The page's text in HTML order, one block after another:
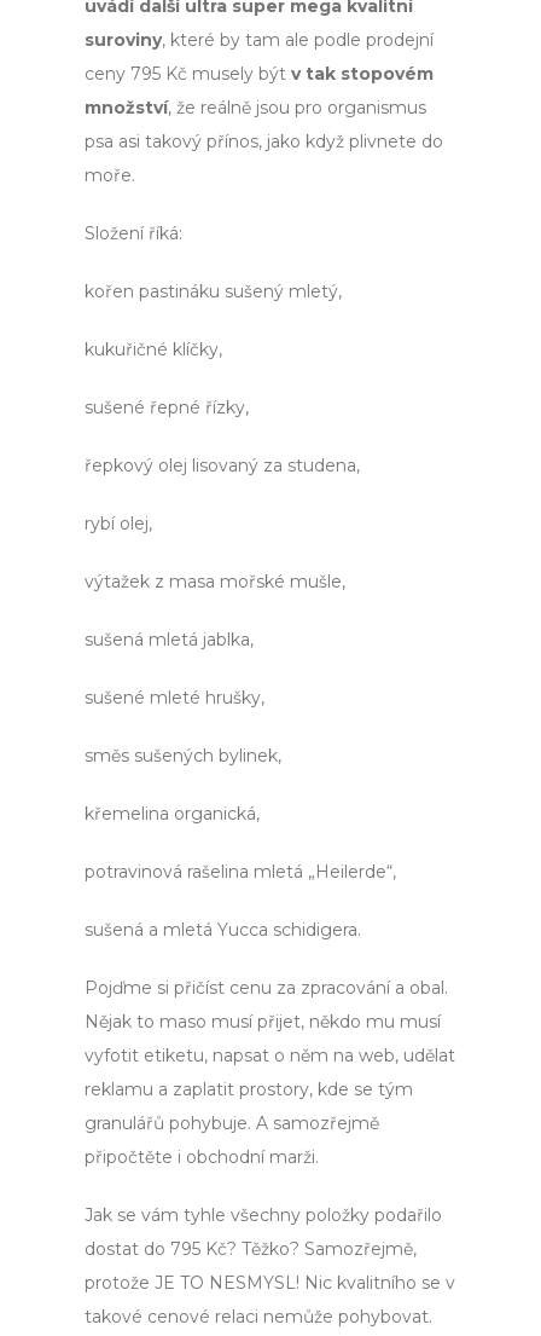
uvádí další ultra super mega kvalitní
suroviny, které by tam ale podle prodejní
ceny 795 Kč musely být v tak stopovém
množství, že reálně jsou pro organismus
psa asi takový přínos, jako když plivnete do
moře.
Složení říká:
kořen pastináku sušený mletý,
kukuřičné klíčky,
sušené řepné řízky,
řepkový olej lisovaný za studena,
rybí olej,
výtažek z masa mořské mušle,
sušená mletá jablka,
sušené mleté hrušky,
směs sušených bylinek,
křemelina organická,
potravinová rašelina mletá „Heilerde“,
sušená a mletá Yucca schidigera.
Pojďme si přičíst cenu za zpracování a obal.
Nějak to maso musí přijet, někdo mu musí
vyfotit etiketu, napsat o něm na web, udělat
reklamu a zaplatit prostory, kde se tým
granulářů pohybuje. A samozřejmě
připočtěte i obchodní marži.
Jak se vám tyhle všechny položky podařilo
dostat do 795 Kč? Těžko? Samozřejmě,
protože JE TO NESMYSL! Nic kvalitního se v
takové cenové relaci nemůže pohybovat.